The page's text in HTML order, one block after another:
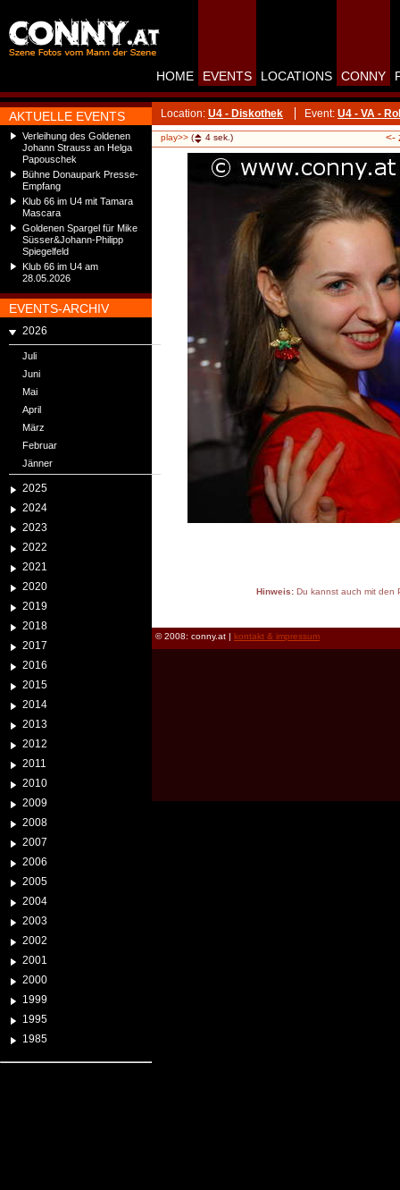
AKTUELLE EVENTS
Verleihung des Goldenen
Johann Strauss an Helga
Papouschek
Bühne Donaupark Presse-
Empfang
Klub 66 im U4 mit Tamara
Mascara
Goldenen Spargel für Mike
Süsser&Johann-Philipp
Spiegelfeld
Klub 66 im U4 am
28.05.2026
EVENTS-ARCHIV
2026
Juli
Juni
Mai
April
März
Februar
Jänner
2025
2024
2023
2022
2021
2020
2019
2018
2017
2016
2015
2014
2013
2012
2011
2010
2009
2008
2007
2006
2005
2004
2003
2002
2001
2000
1999
1995
1985
HOME EVENTS LOCATIONS CONNY
Location: U4 - Diskothek Event: U4 - VA -
play>> ( 4 sek.) <-
Hinweis:Du kannst auch mit den
© 2008: conny.at | kontakt & impressum